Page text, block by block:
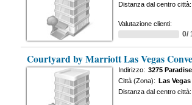
Distanza dal centro città:
Valutazione clienti:
0/
Courtyard by Marriott Las Vegas
Indirizzo: 3275
Città (Zona): Las Vegas
Distanza dal centro città: